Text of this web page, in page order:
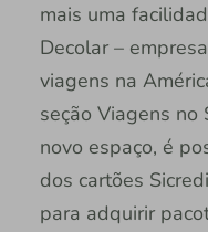
mais uma
Decolar –
viagens na
seção Viagens no
novo espaço, é
dos cartões
para adquirir